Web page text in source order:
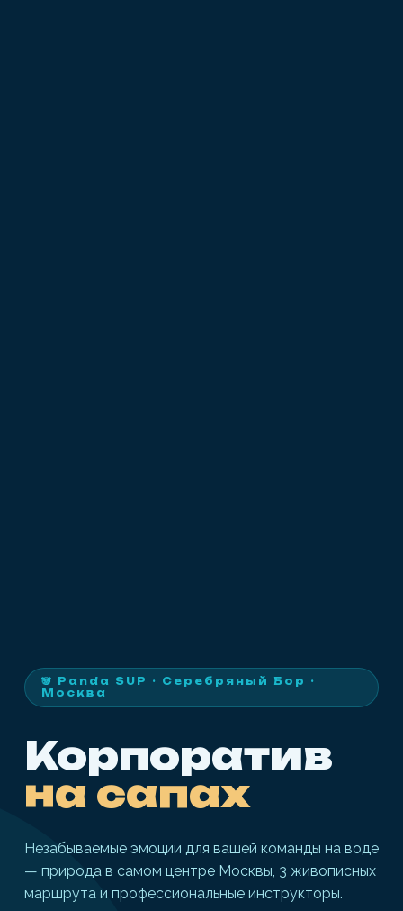
🐼 Panda SUP · Серебряный Бор ·
Москва
Корпоратив
на сапах
Незабываемые эмоции для вашей команды на воде
— природа в самом центре Москвы, 3 живописных
маршрута и профессиональные инструкторы.